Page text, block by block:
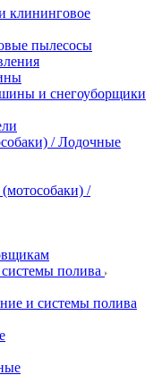
клининговое
пылесосы
и снегоуборщики
/ Лодочные
/
полива
и системы полива